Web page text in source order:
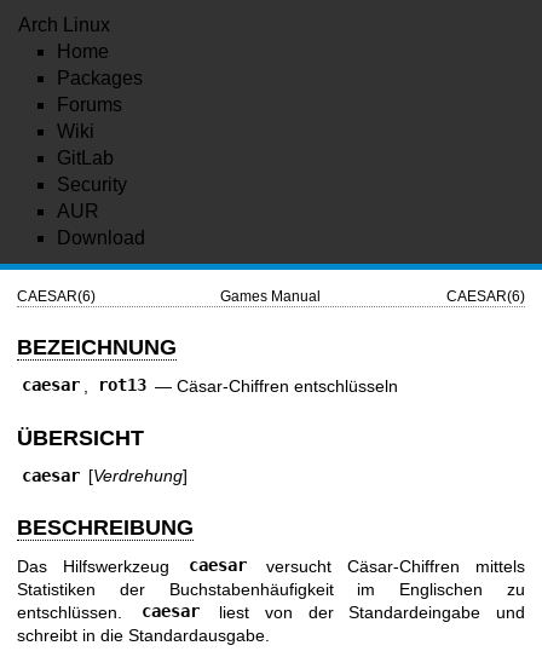
Arch Linux
Home
Packages
Forums
Wiki
GitLab
Security
AUR
Download
CAESAR(6) Games Manual CAESAR(6)
BEZEICHNUNG
caesar rot13 — Cäsar-Chiffren entschlüsseln
ÜBERSICHT
caesar [Verdrehung]
BESCHREIBUNG
Das Hilfswerkzeug caesar
versucht Cäsar-Chiffren mittels
Statistiken der Buchstabenhäufigkeit im Englischen zu
entschlüssen.
caesar
liest von der Standardeingabe und
schreibt in die Standardausgabe.